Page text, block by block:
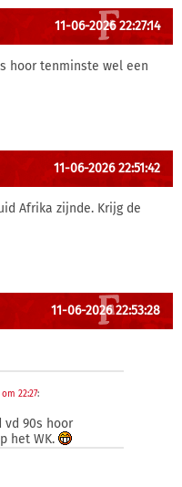
11-06-2026 22:27:14
hoor tenminste wel een
11-06-2026 22:51:42
Afrika zijnde. Krijg de
11-06-2026 22:53:28
22:27:
vd 90s hoor
het WK.